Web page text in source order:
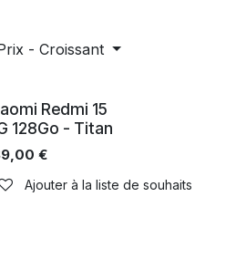
- Croissant
Redmi 15
128Go - Titan
€
Ajouter à la liste de souhaits